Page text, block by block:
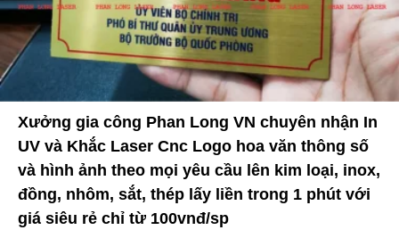
Xưởng gia công Phan Long VN chuyên nhận In
UV và Khắc Laser Cnc Logo hoa văn thông số
và hình ảnh theo mọi yêu cầu lên kim loại, inox,
đồng, nhôm, sắt, thép lấy liền trong 1 phút với
giá siêu rẻ chỉ từ 100vnđ/sp